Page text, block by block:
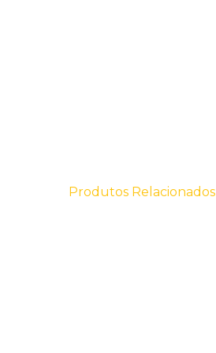
Produtos Relacionados